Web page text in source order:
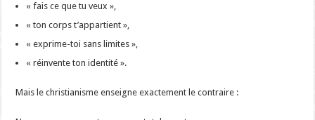
« fais ce que tu veux »,
« ton corps t’appartient »,
« exprime-toi sans limites »,
« réinvente ton identité ».
Mais le christianisme enseigne exactement le contraire :